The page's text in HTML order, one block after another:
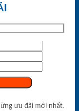
ưu đãi mới nhất.